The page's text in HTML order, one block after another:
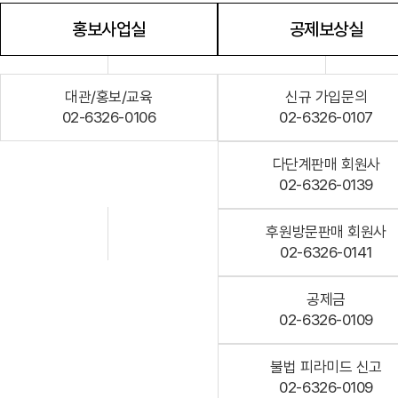
홍보사업실
대관/홍보/교육
02-6326-0106
공제보상실
신규 가입문의
02-6326-0107
다단계판매 회원사
02-6326-0139
후원방문판매 회원사
02-6326-0141
공제금
02-6326-0109
불법 피라미드 신고
02-6326-0109